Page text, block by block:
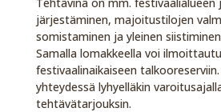
järjestäminen, majoitustilojen
somistaminen ja yleinen
Samalla lomakkeella voi
festivaalinaikaiseen
yhteydessä lyhyelläkin
tehtävätarjouksin.